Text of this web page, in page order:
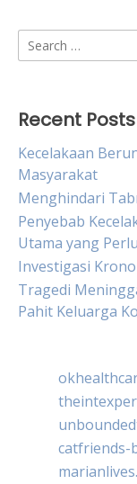
Search
for:
Recent Posts
Kecelakaan
Masyarakat
Menghindari
Penyebab
Utama yang
Investigasi
Tragedi
Pahit Keluarga
catfriends-